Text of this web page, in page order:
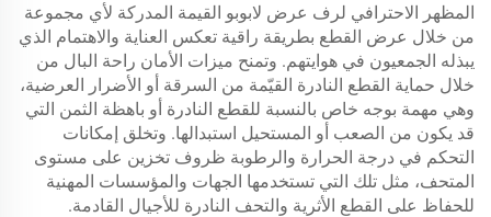
المظهر الاحترافي لرف عرض لابوبو القيمة المدركة لأي مجموعة
من خلال عرض القطع بطريقة راقية تعكس العناية والاهتمام الذي
يبذله الجمعيون في هوايتهم. وتمنح ميزات الأمان راحة البال من
خلال حماية القطع النادرة القيّمة من السرقة أو الأضرار العرضية،
وهي مهمة بوجه خاص بالنسبة للقطع النادرة أو باهظة الثمن التي
قد يكون من الصعب أو المستحيل استبدالها. وتخلق إمكانات
التحكم في درجة الحرارة والرطوبة ظروف تخزين على مستوى
المتحف، مثل تلك التي تستخدمها الجهات والمؤسسات المهنية
للحفاظ على القطع الأثرية والتحف النادرة للأجيال القادمة.